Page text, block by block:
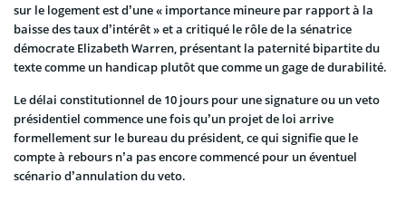
sur le logement est d’une « importance mineure par rapport à la
baisse des taux d’intérêt » et a critiqué le rôle de la sénatrice
démocrate Elizabeth Warren, présentant la paternité bipartite du
texte comme un handicap plutôt que comme un gage de durabilité.
Le délai constitutionnel de 10 jours pour une signature ou un veto
présidentiel commence une fois qu’un projet de loi arrive
formellement sur le bureau du président, ce qui signifie que le
compte à rebours n’a pas encore commencé pour un éventuel
scénario d’annulation du veto.